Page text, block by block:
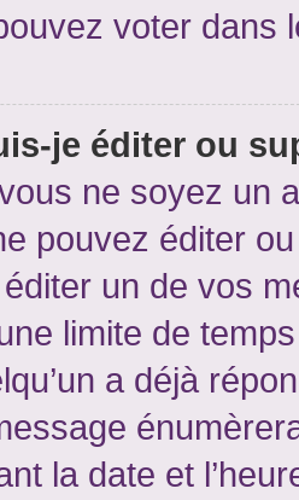
voter dans
je éditer ou
ne soyez un
pouvez éditer
un de vos
limite de
a déjà
la date et